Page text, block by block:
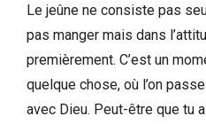
Le jeûne ne consiste pas
pas manger mais dans
premièrement. C’est un
quelque chose, où l’on
avec Dieu. Peut-être que tu